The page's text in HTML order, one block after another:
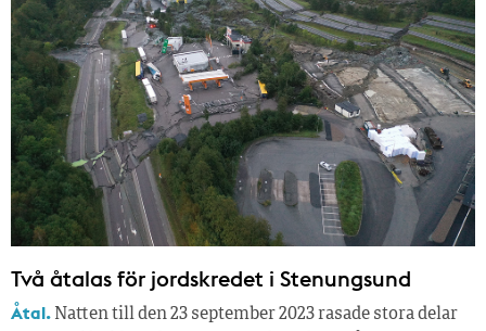
Två åtalas för jordskredet i Stenungsund
Åtal. Natten till den 23 september 2023 rasade stora delar